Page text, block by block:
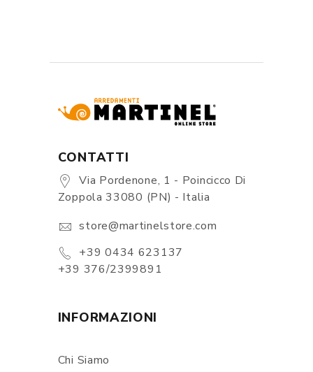
CONTATTI
Via Pordenone, 1 - Poincicco Di
Zoppola 33080 (PN) - Italia
store@martinelstore.com
+39 0434 623137
+39 376/2399891
INFORMAZIONI
Chi Siamo